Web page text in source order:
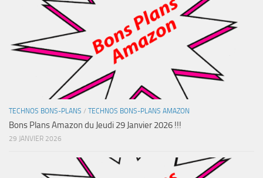
TECHNOS BONS-PLANS / TECHNOS BONS-PLANS AMAZON
Bons Plans Amazon du Jeudi 29 Janvier 2026 !!!
29 JANVIER 2026